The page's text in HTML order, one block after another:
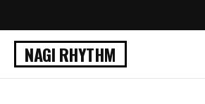
NAGI RHYTHM